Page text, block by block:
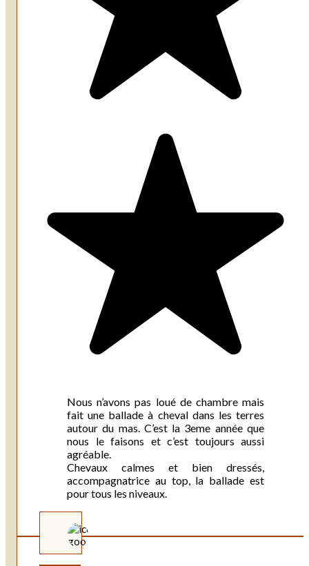
Nous n’avons pas loué de chambre mais
fait une ballade à cheval dans les terres
autour du mas. C’est la 3eme année que
nous le faisons et c’est toujours aussi
agréable.
Chevaux calmes et bien dressés,
accompagnatrice au top, la ballade est
pour tous les niveaux.